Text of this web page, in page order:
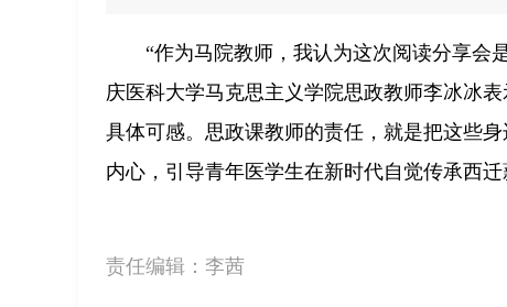
“作为马院教师，我认为这次阅读分享会
庆医科大学马克思主义学院思政教师李冰冰
具体可感。思政课教师的责任，就是把这些
内心，引导青年医学生在新时代自觉传承西迁
责任编辑： 李茜